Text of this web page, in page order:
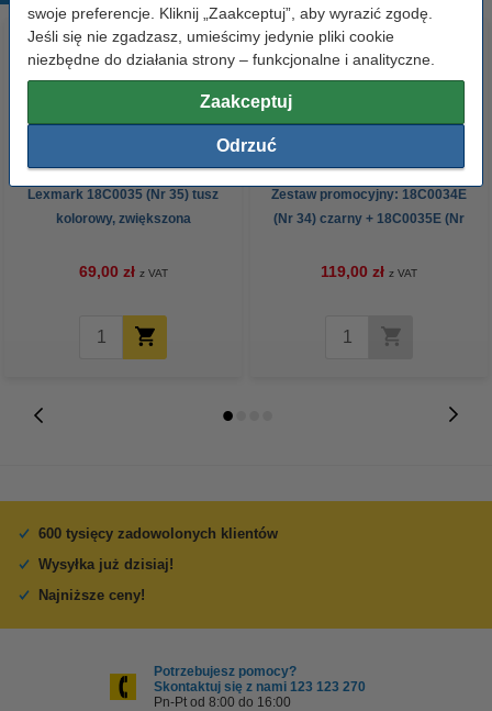
swoje preferencje. Kliknij „Zaakceptuj”, aby wyrazić zgodę.
Jeśli się nie zgadzasz, umieścimy jedynie pliki cookie
niezbędne do działania strony – funkcjonalne i analityczne.
Zaakceptuj
Odrzuć
Lexmark 18C0035 (Nr 35) tusz
kolorowy, zwiększona
69,00 zł z VAT
Zestaw promocyjny: 18C0034E
(Nr 34) czarny + 18C0035E (Nr
119,00 zł z VAT
600 tysięcy zadowolonych klientów
Wysyłka już dzisiaj!
Najniższe ceny!
Potrzebujesz pomocy?
Skontaktuj się z nami 123 123 270
Pn-Pt od 8:00 do 16:00